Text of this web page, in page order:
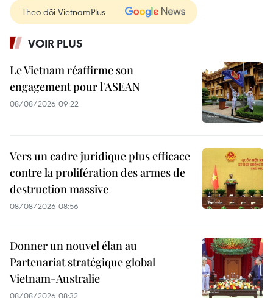
Theo dõi VietnamPlus
VOIR PLUS
Le Vietnam réaffirme son
engagement pour l'ASEAN
08/08/2026 09:22
Vers un cadre juridique plus efficace
contre la prolifération des armes de
destruction massive
08/08/2026 08:56
Donner un nouvel élan au
Partenariat stratégique global
Vietnam-Australie
08/08/2026 08:32